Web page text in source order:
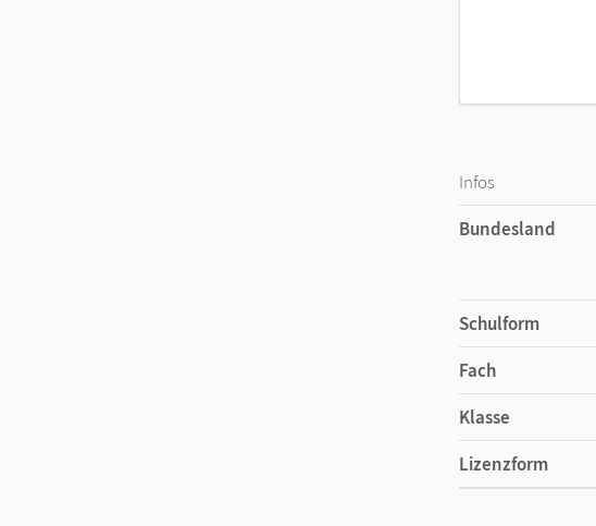
Infos
Bundesland
Schulform
Fach
Klasse
Lizenzform